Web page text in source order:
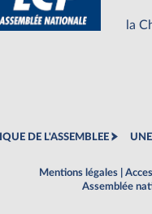
la
DE L'ASSEMBLEE
Mentions légales
Assemblée